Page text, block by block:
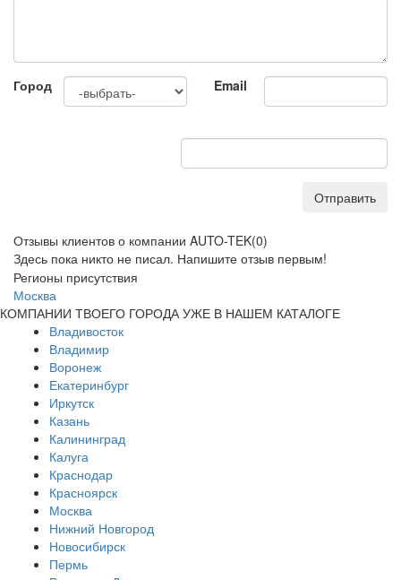
Город Email
Отправить
Отзывы клиентов о компании AUTO-TEK(0)
Здесь пока никто не писал. Напишите отзыв первым!
Регионы присутствия
Москва
КОМПАНИИ ТВОЕГО ГОРОДА УЖЕ В НАШЕМ КАТАЛОГЕ
Владивосток
Владимир
Воронеж
Екатеринбург
Иркутск
Казань
Калининград
Калуга
Краснодар
Красноярск
Москва
Нижний Новгород
Новосибирск
Пермь